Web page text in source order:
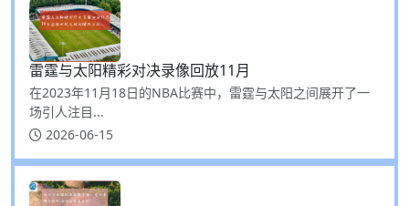
雷霆与太阳精彩对决录像回放11月
在2023年11月18日的NBA比赛中，雷霆与太阳之间展开了一
场引人注目...
2026-06-15